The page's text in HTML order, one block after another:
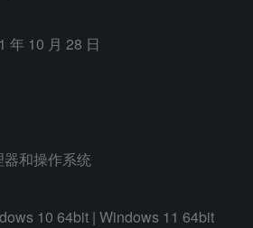
年 10 月 28 日
和操作系统
10 64bit | Windows 11 64bit